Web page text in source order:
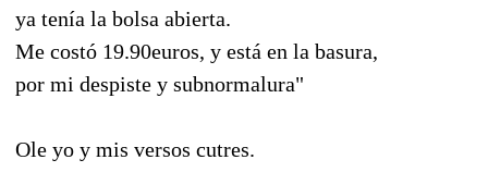
ya tenía la bolsa abierta.
Me costó 19.90euros, y está en la basura,
por mi despiste y subnormalura"
Ole yo y mis versos cutres.